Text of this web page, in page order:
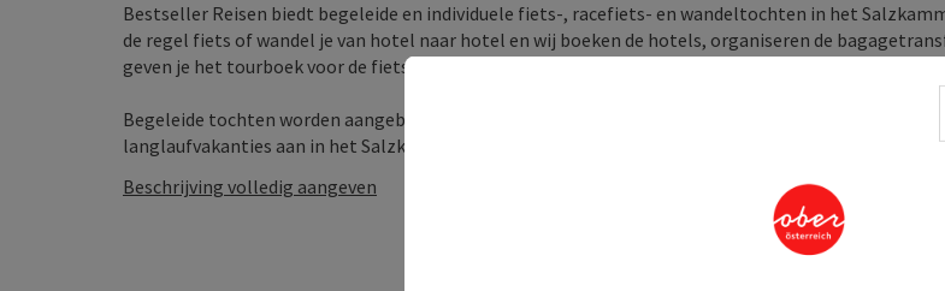
Bestseller Reisen biedt begeleide en individuele fiets-, racefiets- en wandeltochten in het
de regel fiets of wandel je van hotel naar hotel en wij boeken de hotels, organiseren de
geven je het tourboek voor de fiets- of wandeltocht.
Begeleide tochten worden aangeboden in kleine groepen van 2 tot 8 personen. In de winter bieden
langlaufvakanties aan in het Salzkammergut, waar je talloze loipes vindt in het dal of ...
Beschrijving volledig aangeven